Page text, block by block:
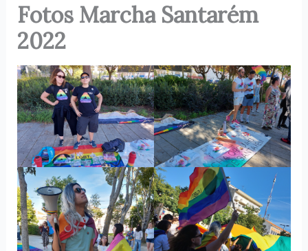
Fotos Marcha Santarém
2022